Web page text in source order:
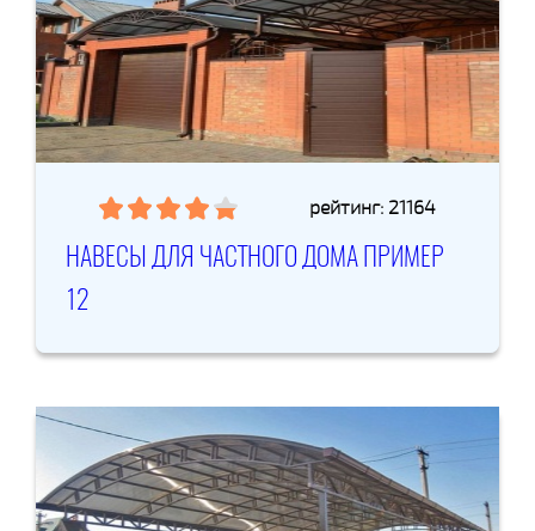
рейтинг: 21164
НАВЕСЫ ДЛЯ ЧАСТНОГО ДОМА ПРИМЕР
12